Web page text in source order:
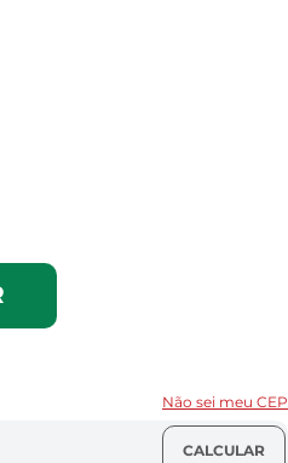
Não sei meu CEP